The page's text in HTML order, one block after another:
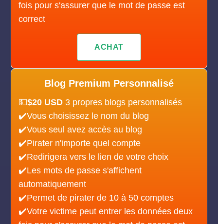
fois pour s'assurer que le mot de passe est
correct
ACHAT
Blog Premium Personnalisé
💵$20 USD 3 propres blogs personnalisés
✔️Vous choisissez le nom du blog
✔️Vous seul avez accès au blog
✔️Pirater n'importe quel compte
✔️Redirigera vers le lien de votre choix
✔️Les mots de passe s'affichent
automatiquement
✔️Permet de pirater de 10 à 50 comptes
✔️Votre victime peut entrer les données deux